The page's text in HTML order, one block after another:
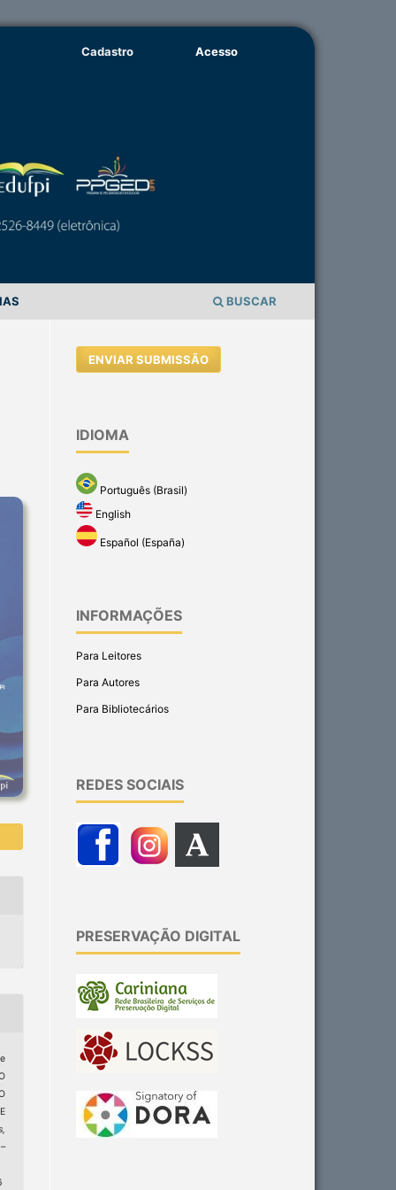
BUSCAR
Cadastro Acesso
ENVIAR SUBMISSÃO
IDIOMA
Português (Brasil)
English
Español (España)
INFORMAÇÕES
Para Leitores
Para Autores
Para Bibliotecários
REDES SOCIAIS
PRESERVAÇÃO DIGITAL